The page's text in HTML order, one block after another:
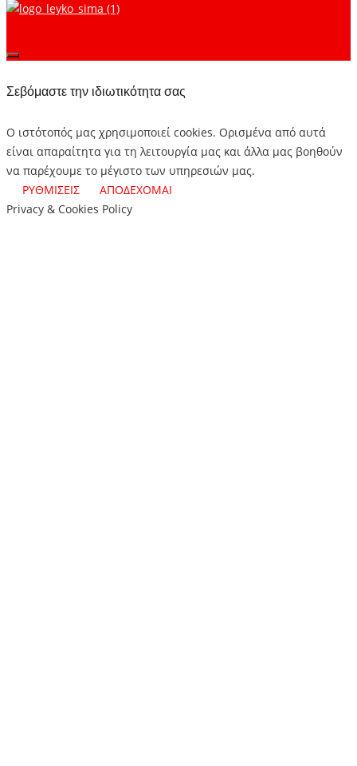
Σεβόμαστε την ιδιωτικότητα σας
Ο ιστότοπός μας χρησιμοποιεί cookies. Ορισμένα από αυτά
είναι απαραίτητα για τη λειτουργία μας και άλλα μας βοηθούν
να παρέχουμε το μέγιστο των υπηρεσιών μας.
ΡΥΘΜΙΣΕΙΣ
ΑΠΟΔΕΧΟΜΑΙ
Privacy & Cookies Policy